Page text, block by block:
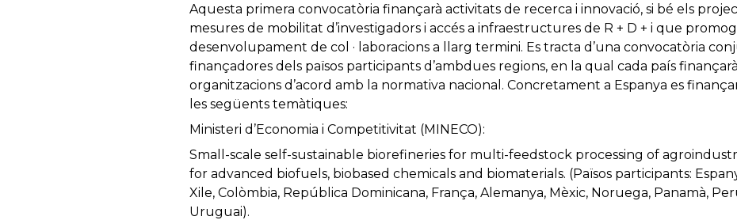
Aquesta primera convocatòria finançarà activitats de recerca i innovació, si bé els
mesures de mobilitat d’investigadors i accés a infraestructures de R + D + i que
desenvolupament de col · laboracions a llarg termini. Es tracta d’una convocatòria
finançadores dels països participants d’ambdues regions, en la qual cada país
organitzacions d’acord amb la normativa nacional. Concretament a Espanya es
les següents temàtiques:
Ministeri d’Economia i Competitivitat (MINECO):
Small-scale self-sustainable biorefineries for multi-feedstock processing of
for advanced biofuels, biobased chemicals and biomaterials. (Països participants:
Xile, Colòmbia, República Dominicana, França, Alemanya, Mèxic, Noruega, Panamà,
Uruguai).